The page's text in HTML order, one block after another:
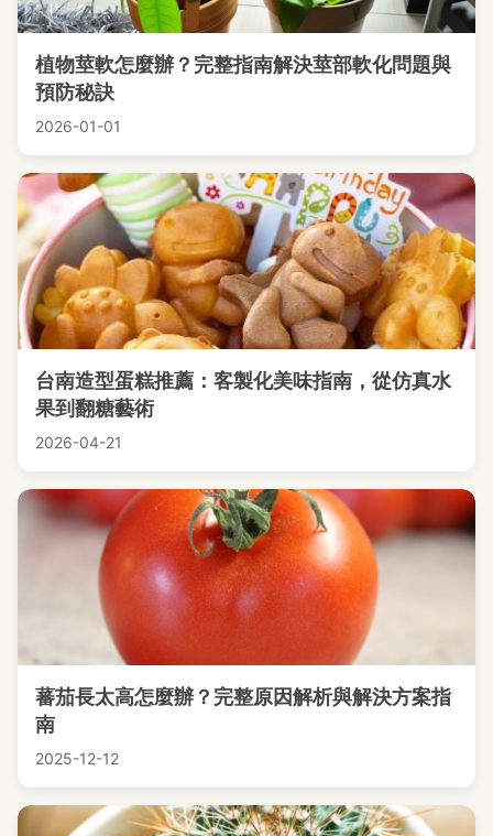
植物莖軟怎麼辦？完整指南解決莖部軟化問題與
預防秘訣
2026-01-01
台南造型蛋糕推薦：客製化美味指南，從仿真水
果到翻糖藝術
2026-04-21
蕃茄長太高怎麼辦？完整原因解析與解決方案指
南
2025-12-12